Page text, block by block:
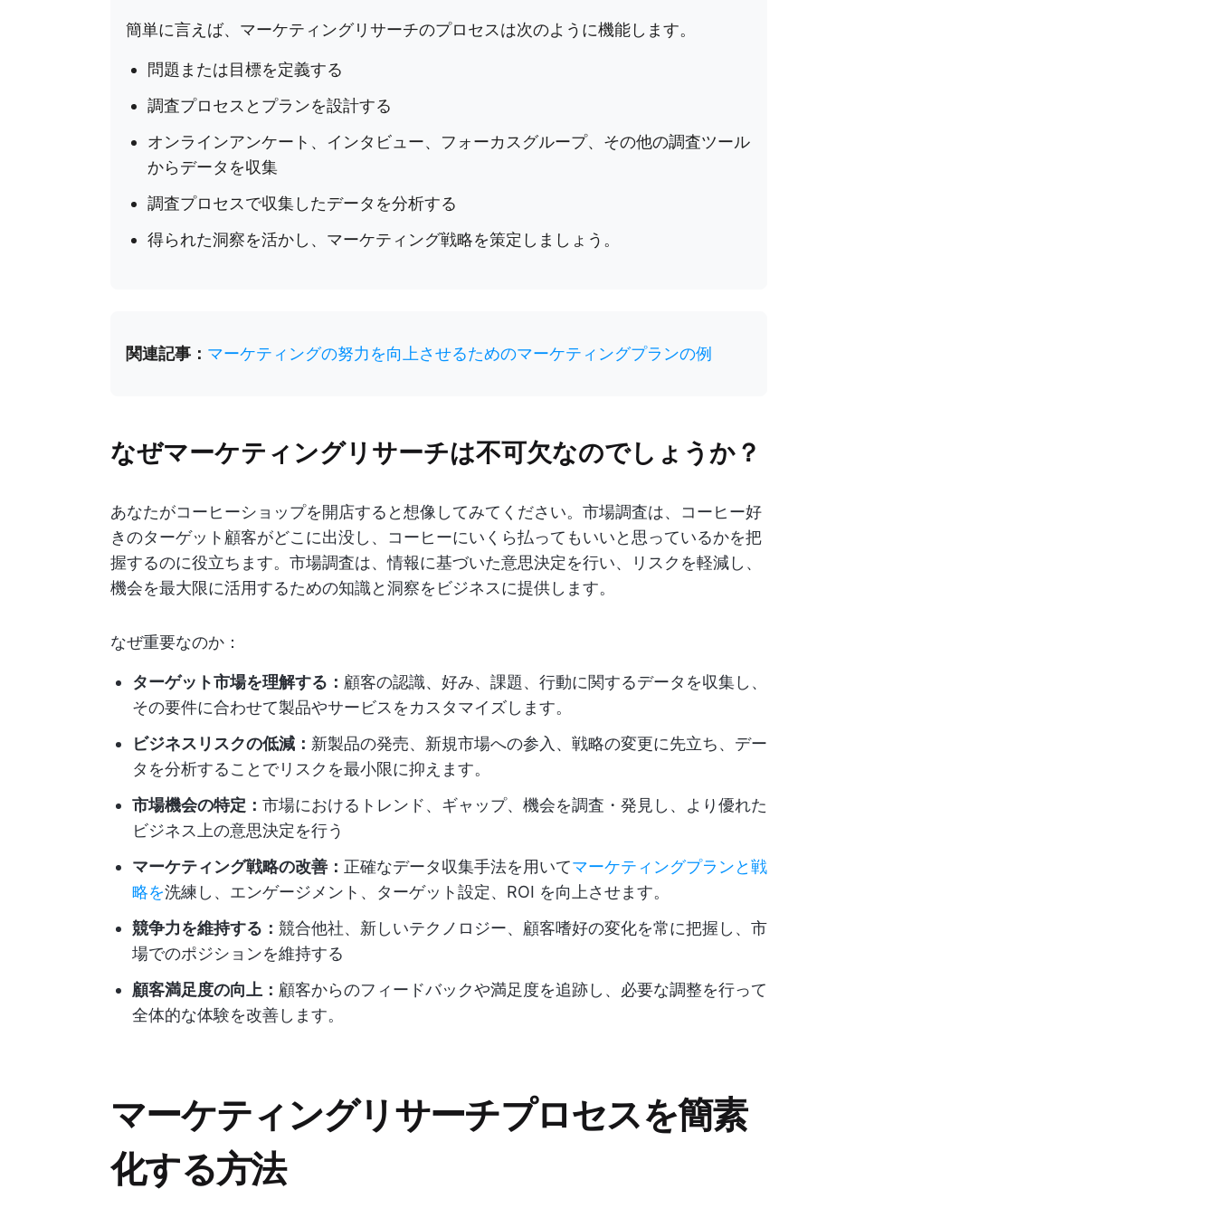
簡単に言えば、マーケティングリサーチのプロセスは次のように機能します。
問題または目標を定義する
調査プロセスとプランを設計する
オンラインアンケート、インタビュー、フォーカスグループ、その他の調査ツール
からデータを収集
調査プロセスで収集したデータを分析する
得られた洞察を活かし、マーケティング戦略を策定しましょう。
関連記事： マーケティングの努力を向上させるためのマーケティングプランの例
なぜマーケティングリサーチは不可欠なのでしょうか？
あなたがコーヒーショップを開店すると想像してみてください。市場調査は、コーヒー好
きのターゲット顧客がどこに出没し、コーヒーにいくら払ってもいいと思っているかを把
握するのに役立ちます。市場調査は、情報に基づいた意思決定を行い、リスクを軽減し、
機会を最大限に活用するための知識と洞察をビジネスに提供します。
なぜ重要なのか：
ターゲット市場を理解する： 顧客の認識、好み、課題、行動に関するデータを収集し、
その要件に合わせて製品やサービスをカスタマイズします。
ビジネスリスクの低減： 新製品の発売、新規市場への参入、戦略の変更に先立ち、デー
タを分析することでリスクを最小限に抑えます。
市場機会の特定： 市場におけるトレンド、ギャップ、機会を調査・発見し、より優れた
ビジネス上の意思決定を行う
マーケティング戦略の改善： 正確なデータ収集手法を用いてマーケティングプランと戦
略を洗練し、エンゲージメント、ターゲット設定、ROI を向上させます。
競争力を維持する： 競合他社、新しいテクノロジー、顧客嗜好の変化を常に把握し、市
場でのポジションを維持する
顧客満足度の向上： 顧客からのフィードバックや満足度を追跡し、必要な調整を行って
全体的な体験を改善します。
マーケティングリサーチプロセスを簡素
化する方法